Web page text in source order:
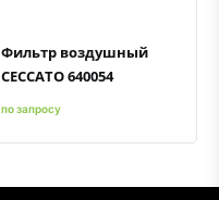
Фильтр воздушный
CECCATO 640054
по запросу